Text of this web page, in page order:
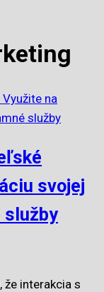
svojej
služby
že interakcia s